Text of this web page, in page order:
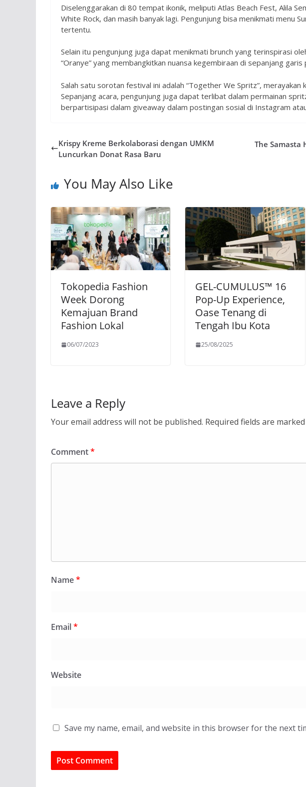
Diselenggarakan di 80 tempat ikonik, meliputi Atlas Beach Fest, Alila
White Rock, dan masih banyak lagi. Pengunjung bisa menikmati menu
tertentu.
Selain itu pengunjung juga dapat menikmati brunch yang terinspirasi
“Oranye” yang membangkitkan nuansa kegembiraan di sepanjang
Salah satu sorotan festival ini adalah “Together We Spritz”, merayakan
Sepanjang acara, pengunjung juga dapat terlibat dalam permainan
berpartisipasi dalam giveaway dalam postingan sosial di Instagram
Krispy Kreme Berkolaborasi dengan UMKM
Luncurkan Donat Rasa Baru
The Samasta
You May Also Like
Tokopedia Fashion
Week Dorong
Kemajuan Brand
Fashion Lokal
06/07/2023
GEL-CUMULUS™ 16
Pop-Up Experience,
Oase Tenang di
Tengah Ibu Kota
25/08/2025
Leave a Reply
Your email address will not be published. Required fields are marked
Comment*
Name*
Email*
Website
Save my name, email, and website in this browser for the next